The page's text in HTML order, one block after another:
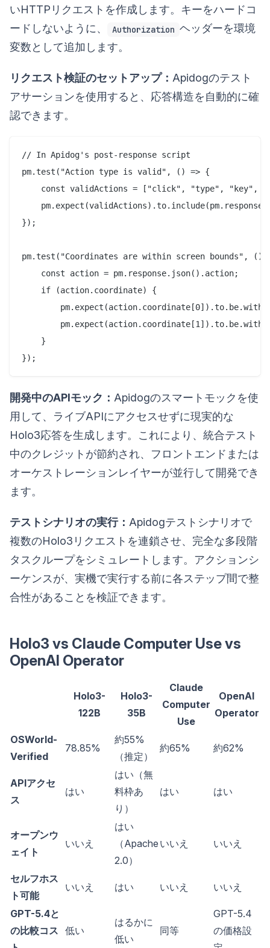
いHTTPリクエストを作成します。キーをハードコ
ードしないように、
Authorization ヘッダーを環境
変数として追加します。
リクエスト検証のセットアップ： Apidogのテスト
アサーションを使用すると、応答構造を自動的に確
認できます。
// In Apidog's post-response script
pm.test("Action type is valid", () => {
const validActions = ["click", "type", "key",
});
pm.test("Coordinates are within screen bounds", ()
    const action = pm.response.json().action;
    if (action.coordinate) {
    }
開発中のAPIモック： Apidogのスマートモックを使
用して、ライブAPIにアクセスせずに現実的な
Holo3応答を生成します。これにより、統合テスト
中のクレジットが節約され、フロントエンドまたは
オーケストレーションレイヤーが並行して開発でき
ます。
テストシナリオの実行： Apidogテストシナリオで
複数のHolo3リクエストを連鎖させ、完全な多段階
タスクループをシミュレートします。アクションシ
ーケンスが、実機で実行する前に各ステップ間で整
合性があることを検証できます。
Holo3 vs Claude Computer Use vs
OpenAI Operator
Holo3-
122B
Holo3-
35B
Claude
Computer
Use
OpenAI
Operator
OSWorld-
Verified
78.85%
約55%
（推定）
約65% 約62%
APIアクセ
ス
はい
はい（無
料枠あ
り）
はい はい
オープンウ
ェイト
いいえ
はい
（Apache
2.0）
いいえ いいえ
セルフホス
ト可能
いいえ はい いいえ いいえ
GPT-5.4と
の比較コス 低い
はるかに
低い
同等
GPT-5.4
の価格設